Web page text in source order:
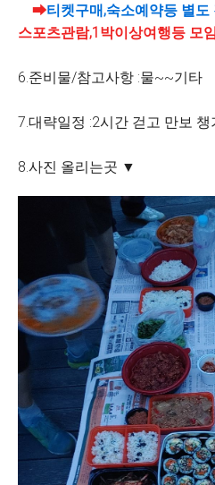
➡티켓구매,숙소예약등 별
스포츠관람,1박이상여행등 모
6.준비물/참고사항 :물~~기타
7.대략일정 :2시간 걷고 만보
8.사진 올리는곳 ▼